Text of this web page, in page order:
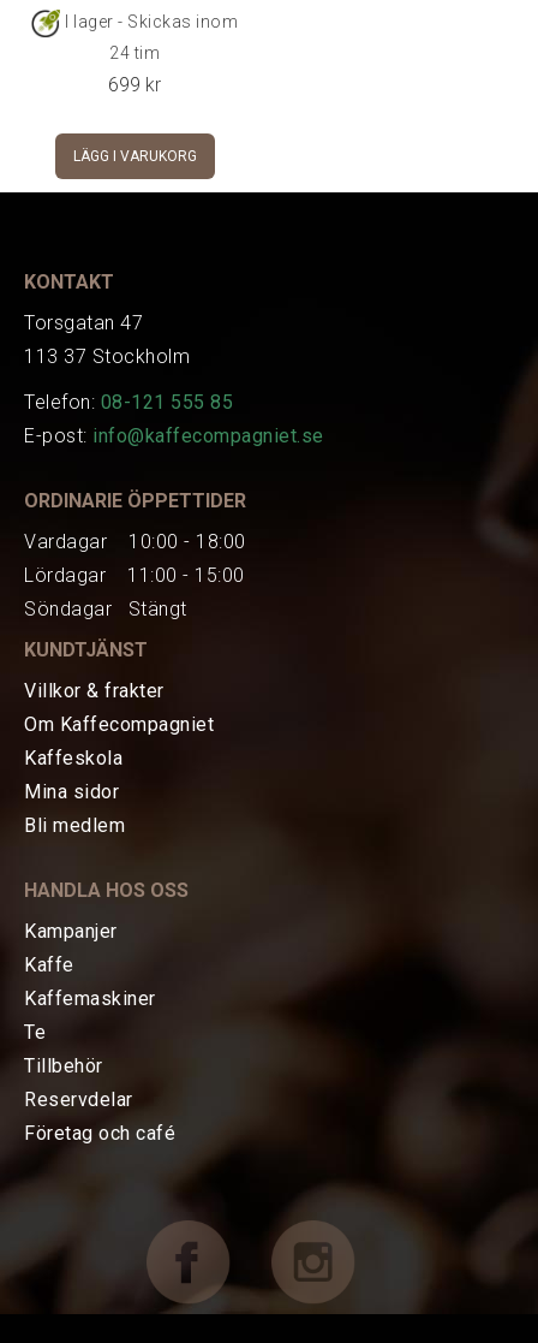
HEM
TE
KAFFEMASKINER
Espressomaskiner
FÖRETAG OCH CAFÉ
I lager - Skickas inom
24 tim
699 kr
LÄGG I VARUKORG
KONTAKT
Torsgatan 47
113 37 Stockholm
Telefon: 08-121 555 85
E-post: info@kaffecompagniet.se
ORDINARIE ÖPPETTIDER
Vardagar 10:00 - 18:00
Lördagar 11:00 - 15:00
Söndagar Stängt
KUNDTJÄNST
Villkor & frakter
Om Kaffecompagniet
Kaffeskola
Mina sidor
Bli medlem
HANDLA HOS OSS
Kampanjer
Kaffe
Kaffemaskiner
Te
Tillbehör
Reservdelar
Företag och café